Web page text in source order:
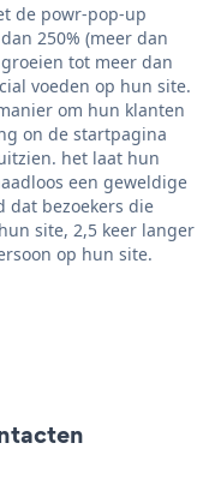
de powr-pop-up
250% (meer dan
tot meer dan
voeden op hun site.
om hun klanten
on de startpagina
het laat hun
een geweldige
dat bezoekers die
site, 2,5 keer langer
op hun site.